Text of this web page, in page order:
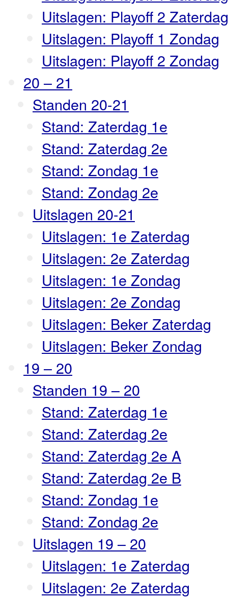
Uitslagen: Playoff 2 Zaterdag
Uitslagen: Playoff 1 Zondag
Uitslagen: Playoff 2 Zondag
20 – 21
Standen 20-21
Stand: Zaterdag 1e
Stand: Zaterdag 2e
Stand: Zondag 1e
Stand: Zondag 2e
Uitslagen 20-21
Uitslagen: 1e Zaterdag
Uitslagen: 2e Zaterdag
Uitslagen: 1e Zondag
Uitslagen: 2e Zondag
Uitslagen: Beker Zaterdag
Uitslagen: Beker Zondag
19 – 20
Standen 19 – 20
Stand: Zaterdag 1e
Stand: Zaterdag 2e
Stand: Zaterdag 2e A
Stand: Zaterdag 2e B
Stand: Zondag 1e
Stand: Zondag 2e
Uitslagen 19 – 20
Uitslagen: 1e Zaterdag
Uitslagen: 2e Zaterdag